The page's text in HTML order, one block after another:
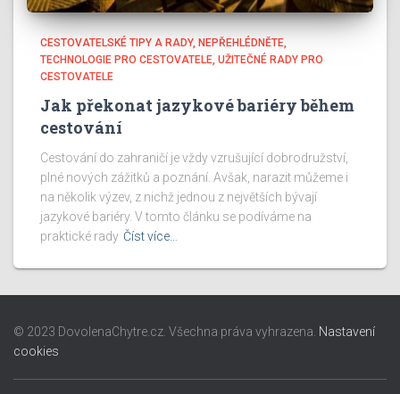
CESTOVATELSKÉ TIPY A RADY NEPŘEHLÉDNĚTE
TECHNOLOGIE PRO CESTOVATELE UŽITEČNÉ RADY PRO
CESTOVATELE
Jak překonat jazykové bariéry během
cestování
Cestování do zahraničí je vždy vzrušující dobrodružství,
plné nových zážitků a poznání. Avšak, narazit můžeme i
na několik výzev, z nichž jednou z největších bývají
jazykové bariéry. V tomto článku se podíváme na
praktické rady Číst více…
© 2023 DovolenaChytre.cz. Všechna práva vyhrazena. Nastavení
cookies